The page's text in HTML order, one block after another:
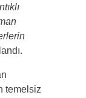
temelsiz